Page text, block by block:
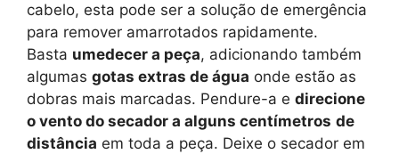
cabelo, esta pode ser a solução de emergência
para remover amarrotados rapidamente.
Basta umedecer a peça, adicionando também
algumas gotas extras de água onde estão as
dobras mais marcadas. Pendure-a e direcione
o vento do secador a alguns centímetros de
distância em toda a peça. Deixe o secador em